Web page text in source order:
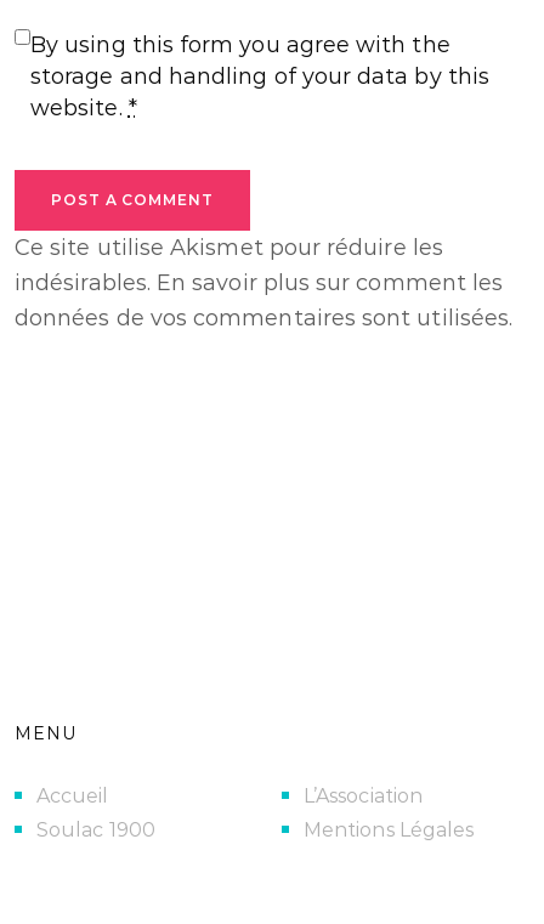
By using this form you agree with the
storage and handling of your data by this
website. *
POST A COMMENT
Ce site utilise Akismet pour réduire les
indésirables. En savoir plus sur comment les
données de vos commentaires sont utilisées.
MENU
Accueil
Soulac 1900
L’Association
Mentions Légales